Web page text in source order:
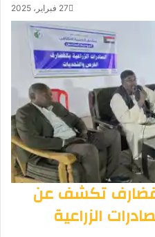
27 فبراير، 2025
تكشف عن
الزراعية